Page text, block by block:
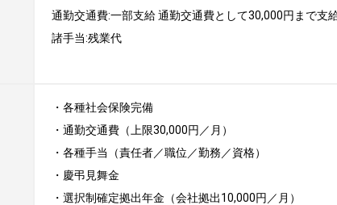
通勤交通費:一部支給 通勤交通費として30,000円まで支
諸手当:残業代
・各種社会保険完備
・通勤交通費（上限30,000円／月）
・各種手当（責任者／職位／勤務／資格）
・慶弔見舞金
・選択制確定拠出年金（会社拠出10,000円／月）